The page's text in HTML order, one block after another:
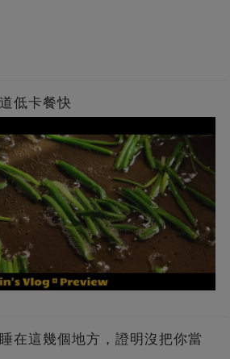
低卡餐快
在這幾個地方，證明沒把你當